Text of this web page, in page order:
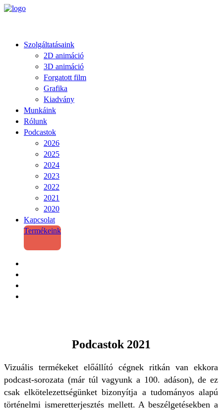
Szolgáltatásaink
2D animáció
3D animáció
Forgatott film
Grafika
Kiadvány
Munkáink
Rólunk
Podcastok
2026
2025
2024
2023
2022
2021
2020
Kapcsolat
Termékeink
Podcastok 2021
Vizuális termékeket előállító cégnek ritkán van ekkora
podcast-sorozata (már túl vagyunk a 100. adáson), de ez
csak elkötelezettségünket bizonyítja a tudományos alapú
történelmi ismeretterjesztés mellett. A beszélgetésekben a